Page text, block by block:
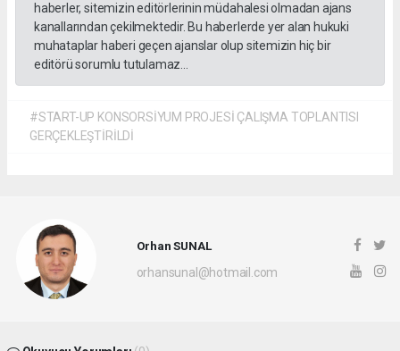
haberler, sitemizin editörlerinin müdahalesi olmadan ajans
kanallarından çekilmektedir. Bu haberlerde yer alan hukuki
muhataplar haberi geçen ajanslar olup sitemizin hiç bir
editörü sorumlu tutulamaz...
#START-UP KONSORSİYUM PROJESİ ÇALIŞMA TOPLANTISI
GERÇEKLEŞTİRİLDİ
Orhan SUNAL
orhansunal@hotmail.com